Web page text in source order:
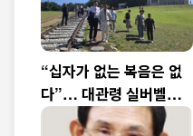
“십자가 없는 복음은 없
다”… 대관령 실버벨교
회 김은호 목사 특별초청